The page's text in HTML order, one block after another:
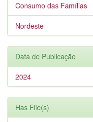
Consumo das Famílias
Nordeste
Data de Publicação
2024
Has File(s)